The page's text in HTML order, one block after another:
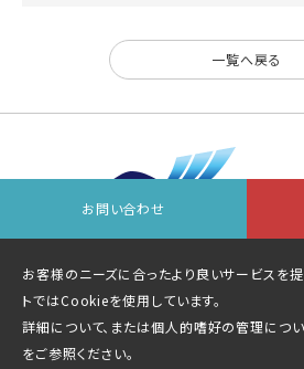
一覧へ戻る
会社情報 お問い合わせ先一覧
お問い合わせ
お客様のニーズに合ったより良いサービスを
トではCookieを使用しています。
詳細について、または個人的嗜好の管理につ
をご参照ください。